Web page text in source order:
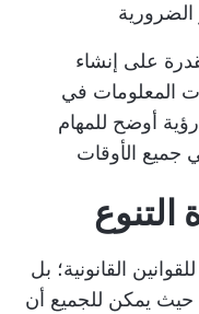
الضرورية
على إنشاء
المعلومات في
أوضح للمهام
جميع الأوقات
القانونية؛ بل
حيث يمكن للجميع أن